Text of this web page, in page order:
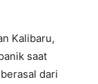
Kalibaru,
saat
dari